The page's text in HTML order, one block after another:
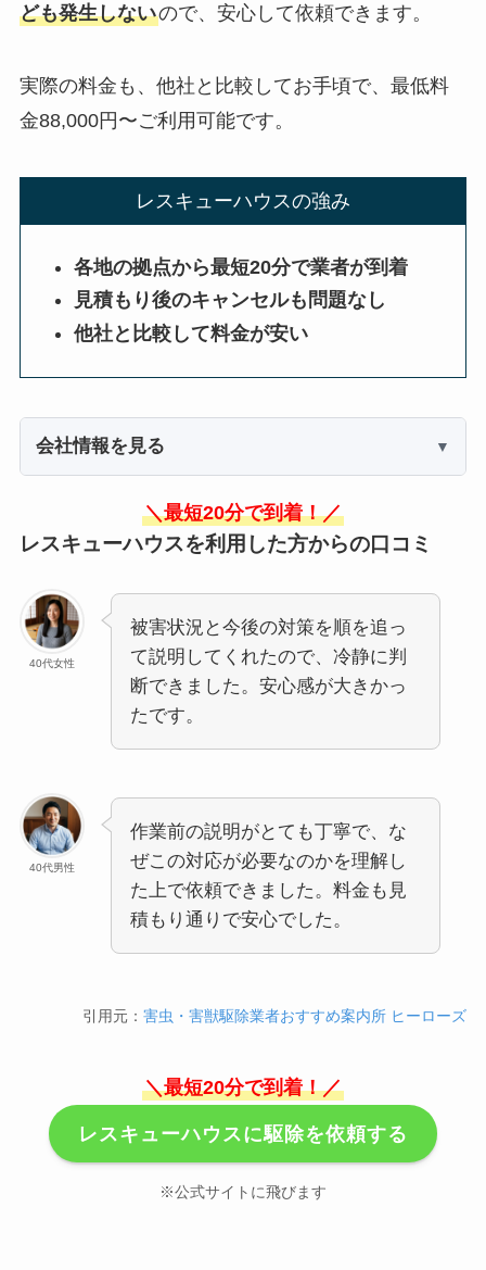
ども発生しないので、安心して依頼できます。
実際の料金も、他社と比較してお手頃で、最低料
金88,000円〜ご利用可能です。
レスキューハウスの強み
各地の拠点から最短20分で業者が到着
見積もり後のキャンセルも問題なし
他社と比較して料金が安い
会社情報を見る
＼最短20分で到着！／
レスキューハウスを利用した方からの口コミ
40代女性
被害状況と今後の対策を順を追っ
て説明してくれたので、冷静に判
断できました。安心感が大きかっ
たです。
40代男性
作業前の説明がとても丁寧で、な
ぜこの対応が必要なのかを理解し
た上で依頼できました。料金も見
積もり通りで安心でした。
引用元：害虫・害獣駆除業者おすすめ案内所 ヒーローズ
＼最短20分で到着！／
レスキューハウスに駆除を依頼する
※公式サイトに飛びます